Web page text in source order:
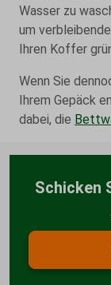
Wasser zu
um
Ihren Koffer
Wenn Sie
Ihrem Gepäck
dabei, die
Schicken